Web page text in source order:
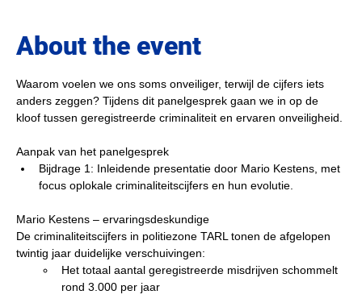
About the event
Waarom voelen we ons soms onveiliger, terwijl de cijfers iets
anders zeggen? Tijdens dit panelgesprek gaan we in op de
kloof tussen geregistreerde criminaliteit en ervaren onveiligheid.
Aanpak van het panelgesprek
Bijdrage 1: Inleidende presentatie door Mario Kestens, met
focus oplokale criminaliteitscijfers en hun evolutie.
Mario Kestens – ervaringsdeskundige
De criminaliteitscijfers in politiezone TARL tonen de afgelopen
twintig jaar duidelijke verschuivingen:
Het totaal aantal geregistreerde misdrijven schommelt
rond 3.000 per jaar